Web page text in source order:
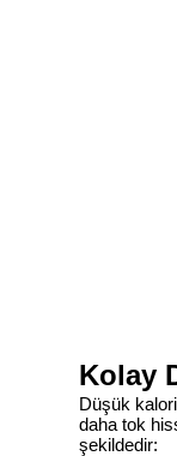
Kolay
Düşük
daha tok
şekildedir: